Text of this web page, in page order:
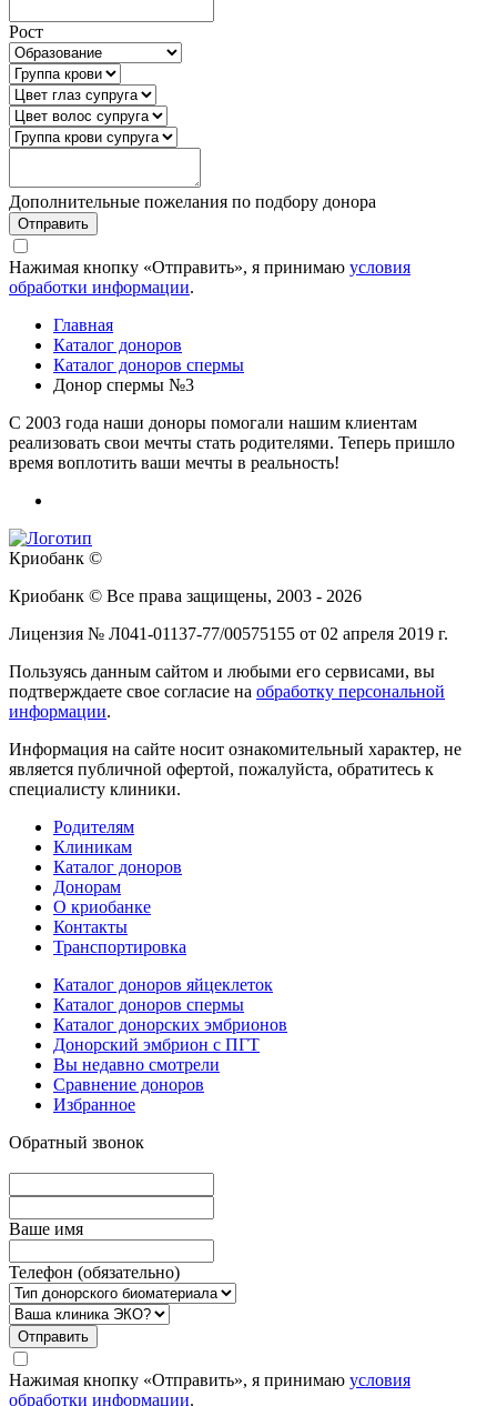
Рост
Дополнительные пожелания по подбору донора
Отправить
Нажимая кнопку «Отправить», я принимаю условия
обработки информации.
Главная
Каталог доноров
Каталог доноров спермы
Донор спермы №3
C 2003 года наши доноры помогали нашим клиентам
реализовать свои мечты стать родителями. Теперь пришло
время воплотить ваши мечты в реальность!
Криобанк ©
Криобанк © Все права защищены, 2003 - 2026
Лицензия № Л041-01137-77/00575155 от 02 апреля 2019 г.
Пользуясь данным сайтом и любыми его сервисами, вы
подтверждаете свое согласие на обработку персональной
информации.
Информация на сайте носит ознакомительный характер, не
является публичной офертой, пожалуйста, обратитесь к
специалисту клиники.
Родителям
Клиникам
Каталог доноров
Донорам
О криобанке
Контакты
Транспортировка
Каталог доноров яйцеклеток
Каталог доноров спермы
Каталог донорских эмбрионов
Донорский эмбрион с ПГТ
Вы недавно смотрели
Сравнение доноров
Избранное
Обратный звонок
Вашe имя
Телефон (обязательно)
Отправить
Нажимая кнопку «Отправить», я принимаю условия
обработки информации.